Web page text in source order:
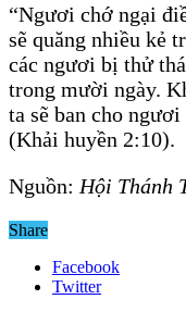
“Ngươi chớ ngại
sẽ quăng nhiều kẻ
các ngươi bị thử
trong mười ngày.
ta sẽ ban cho
(Khải huyền 2:10).
Nguồn: Hội Thánh
Share
Facebook
Twitter